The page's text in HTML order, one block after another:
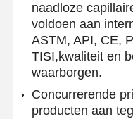
naadloze
voldoen aan
ASTM, API, CE,
TISI,kwaliteit en
waarborgen.
Concurrerende
producten aan